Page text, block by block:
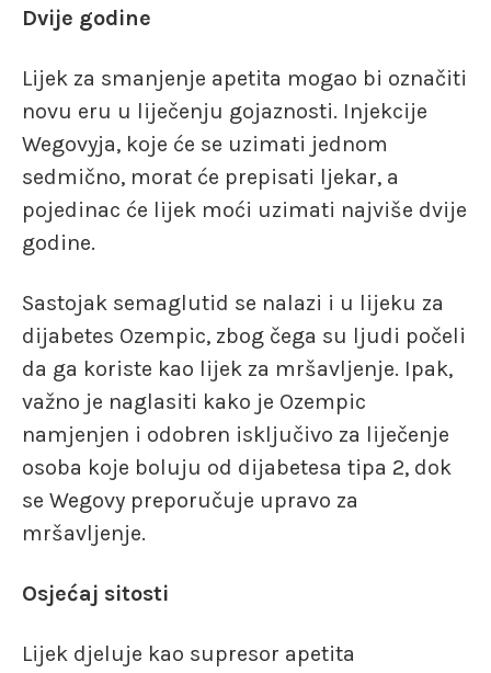
Dvije godine
Lijek za smanjenje apetita mogao bi označiti
novu eru u liječenju gojaznosti. Injekcije
Wegovyja, koje će se uzimati jednom
sedmično, morat će prepisati ljekar, a
pojedinac će lijek moći uzimati najviše dvije
godine.
Sastojak semaglutid se nalazi i u lijeku za
dijabetes Ozempic, zbog čega su ljudi počeli
da ga koriste kao lijek za mršavljenje. Ipak,
važno je naglasiti kako je Ozempic
namjenjen i odobren isključivo za liječenje
osoba koje boluju od dijabetesa tipa 2, dok
se Wegovy preporučuje upravo za
mršavljenje.
Osjećaj sitosti
Lijek djeluje kao supresor apetita